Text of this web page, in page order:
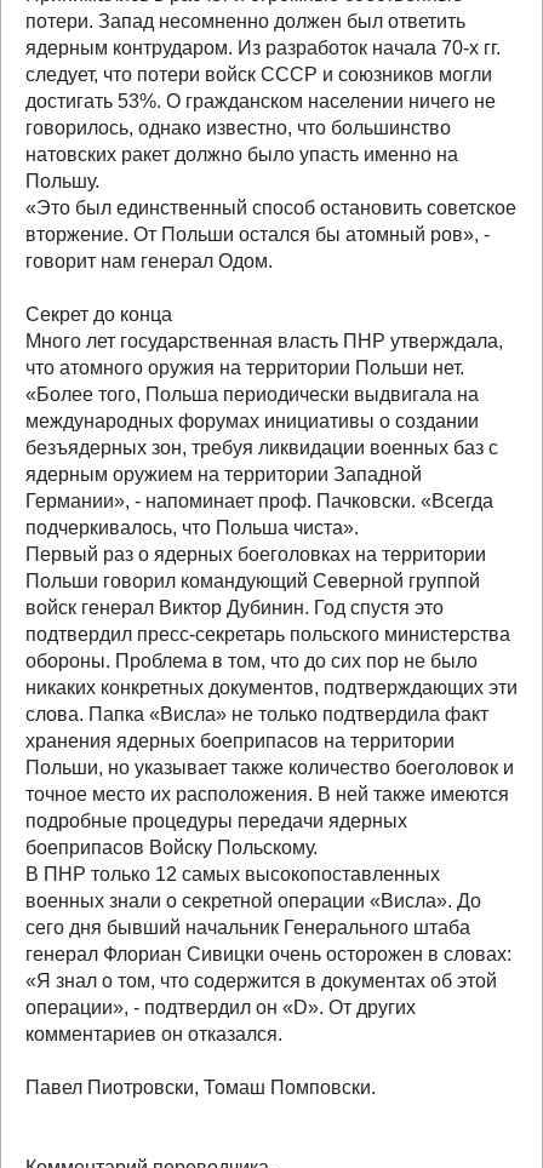
потери. Запад несомненно должен был ответить
ядерным контрударом. Из разработок начала 70-х гг.
следует, что потери войск СССР и союзников могли
достигать 53%. О гражданском населении ничего не
говорилось, однако известно, что большинство
натовских ракет должно было упасть именно на
Польшу.
«Это был единственный способ остановить советское
вторжение. От Польши остался бы атомный ров», -
говорит нам генерал Одом.
Секрет до конца
Много лет государственная власть ПНР утверждала,
что атомного оружия на территории Польши нет.
«Более того, Польша периодически выдвигала на
международных форумах инициативы о создании
безъядерных зон, требуя ликвидации военных баз с
ядерным оружием на территории Западной
Германии», - напоминает проф. Пачковски. «Всегда
подчеркивалось, что Польша чиста».
Первый раз о ядерных боеголовках на территории
Польши говорил командующий Северной группой
войск генерал Виктор Дубинин. Год спустя это
подтвердил пресс-секретарь польского министерства
обороны. Проблема в том, что до сих пор не было
никаких конкретных документов, подтверждающих эти
слова. Папка «Висла» не только подтвердила факт
хранения ядерных боеприпасов на территории
Польши, но указывает также количество боеголовок и
точное место их расположения. В ней также имеются
подробные процедуры передачи ядерных
боеприпасов Войску Польскому.
В ПНР только 12 самых высокопоставленных
военных знали о секретной операции «Висла». До
сего дня бывший начальник Генерального штаба
генерал Флориан Сивицки очень осторожен в словах:
«Я знал о том, что содержится в документах об этой
операции», - подтвердил он «D». От других
комментариев он отказался.
Павел Пиотровски, Томаш Помповски.